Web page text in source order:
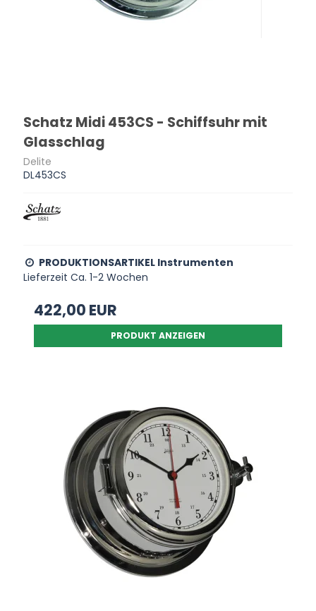
Schatz Midi 453CS - Schiffsuhr mit
Glasschlag
Delite
DL453CS
PRODUKTIONSARTIKEL Instrumenten
Lieferzeit Ca. 1-2 Wochen
422,00 EUR
PRODUKT ANZEIGEN